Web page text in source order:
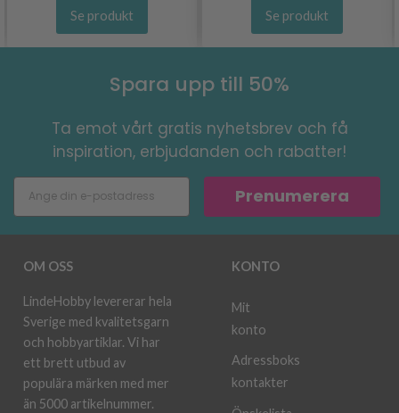
Se produkt Se produkt
Spara upp till 50%
Ta emot vårt gratis nyhetsbrev och få
inspiration, erbjudanden och rabatter!
Prenumerera
OM OSS
LindeHobby levererar hela
Sverige med kvalitetsgarn
och hobbyartiklar. Vi har
ett brett utbud av
populära märken med mer
än 5000 artikelnummer.
KONTO
Mit
konto
Adressboks
kontakter